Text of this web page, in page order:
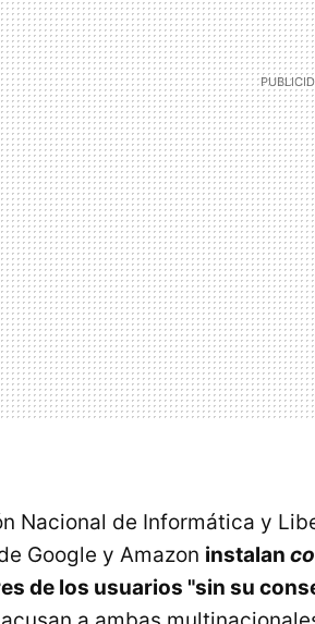
Nacional de Informática y
Google y Amazon instalan
de los usuarios "sin su